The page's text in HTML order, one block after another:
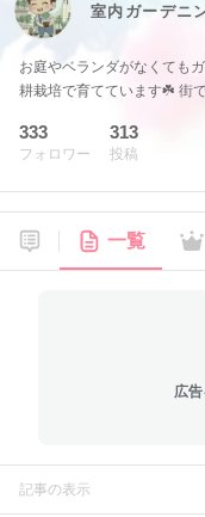
室内ガーデニ
お庭やベランダがなくても
耕栽培で育てています️☘️ 街
333
フォロワー
313
投稿
一覧
広
記事の表示